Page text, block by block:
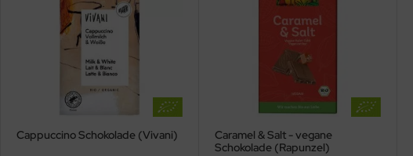
Cappuccino Schokolade (Vivani)
Caramel & Salt - vegane
Schokolade (Rapunzel)